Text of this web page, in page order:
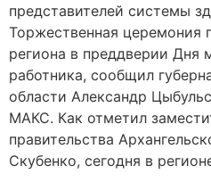
представителей системы
Торжественная церемония
региона в преддверии Дня
работника, сообщил
области Александр
МАКС. Как отметил
правительства
Скубенко, сегодня в